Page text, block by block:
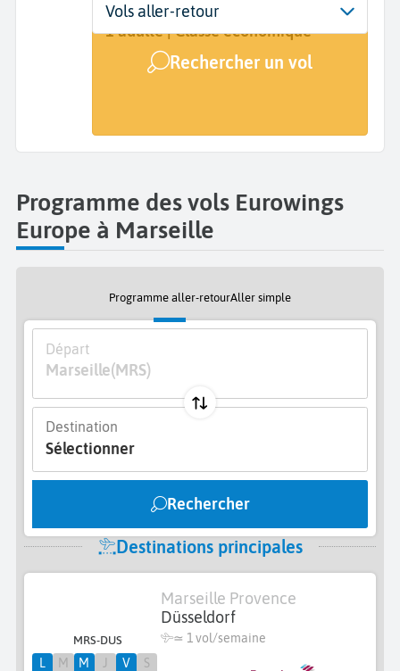
Départ
Marseille Provence (MRS)
Dates
Dates de votre voyage
Voyageurs | Classe
1 adulte | Classe économique
Rechercher un vol
Vols aller-retour
Programme des vols Eurowings
Europe à Marseille
Programme aller-retourAller simple
Départ
Marseille(MRS)
Destination
Sélectionner
Rechercher
Destinations principales
MRS-DUS
Marseille Provence
Düsseldorf
≃ 1 vol/semaine
L M M V S